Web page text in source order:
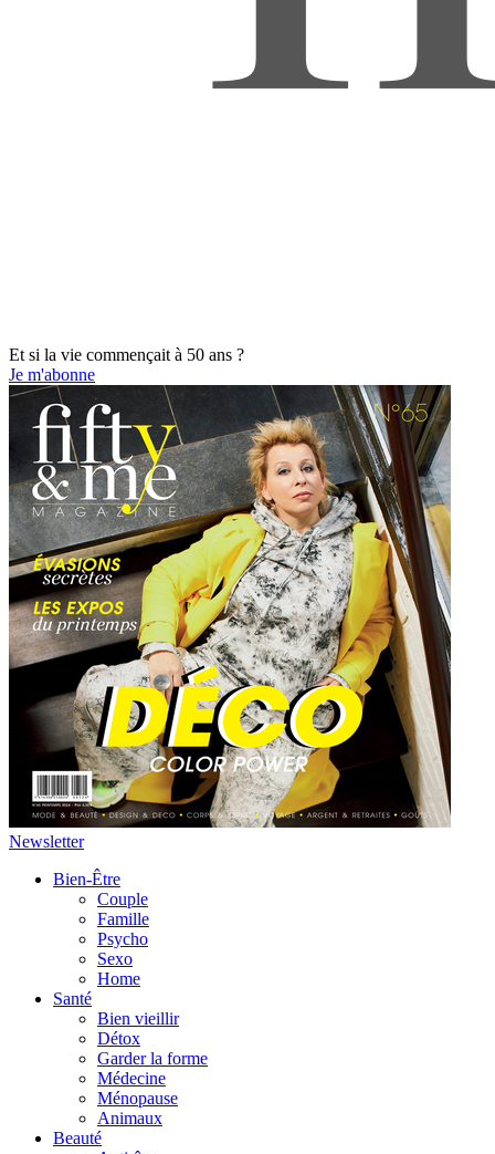
Et si la vie commençait à 50 ans ?
Je m'abonne
Newsletter
Bien-Être
Couple
Famille
Psycho
Sexo
Home
Santé
Bien vieillir
Détox
Garder la forme
Médecine
Ménopause
Animaux
Beauté